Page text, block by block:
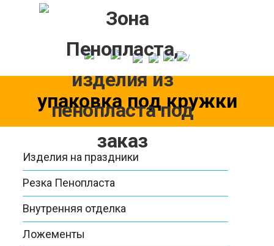
упаковка под кружки
Изделия на праздники
Резка Пенопласта
Внутренняя отделка
Ложементы